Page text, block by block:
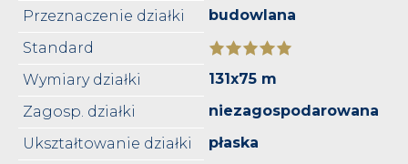
Przeznaczenie działki
budowlana
Standard
Wymiary działki
131x75 m
Zagosp. działki
niezagospodarowana
Ukształtowanie działki
płaska